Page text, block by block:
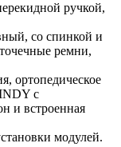
ручкой,
со спинкой и
ремни,
ортопедическое
с
и встроенная
модулей.